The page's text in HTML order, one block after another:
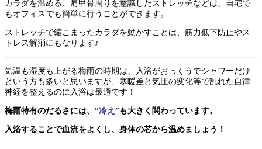
カラダを温める、肩甲骨周りを意識したストレッチなどは、自宅で
もオフィスでも簡単に行うことができます。
ストレッチで縮こまったカラダを動かすことは、筋力低下防止やス
トレス解消にもなります♪
気温も湿度も上がる梅雨の時期は、入浴がおっくうでシャワーだけ
という方も多いと思いますが、寒暖差と気圧の変化等で乱れた自律
神経を整えるのに入浴は最適です！
梅雨特有のだるさには、 “冷え”も大きく関わっています。
入浴することで血流をよくし、身体の芯から温めましょう！